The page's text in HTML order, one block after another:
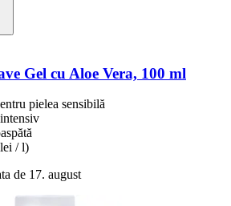
Gel cu Aloe Vera, 100 ml
pielea sensibilă
/ l)
de 17. august